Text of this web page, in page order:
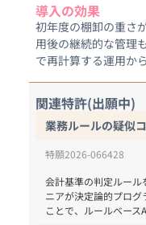
導入の効果
初年度の棚卸の重さ
用後の継続的な管理
で再計算する運用か
関連特許(出願中)
業務ルールの疑似
特願2026-066428
会計基準の判定ルー
ニアが決定論的プロ
ことで、ルールベー